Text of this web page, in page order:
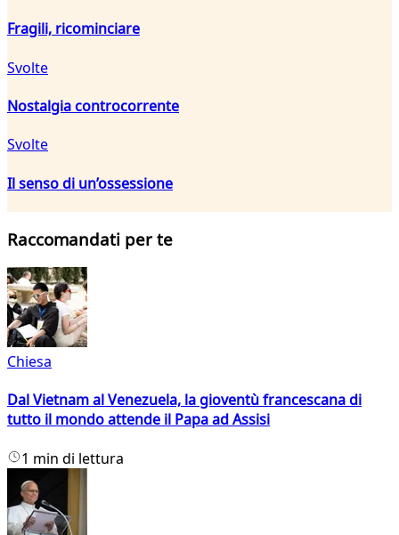
Fragili, ricominciare
Svolte
Nostalgia controcorrente
Svolte
Il senso di un’ossessione
Raccomandati per te
Chiesa
Dal Vietnam al Venezuela, la gioventù francescana di
tutto il mondo attende il Papa ad Assisi
1 min di lettura